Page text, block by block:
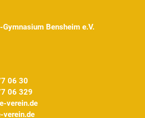
Gymnasium Bensheim e.V.
06 30
06 329
verein.de
verein.de